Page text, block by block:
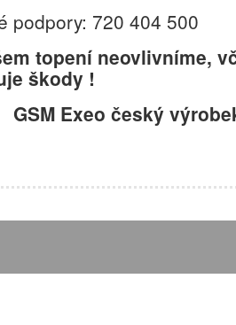
podpory: 720 404 500
topení neovlivníme,
škody !
GSM Exeo český